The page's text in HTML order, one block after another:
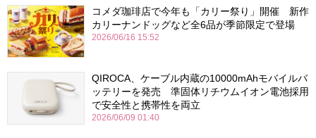
コメダ珈琲店で今年も「カリー祭り」開催 新作
カリーナンドッグなど全6品が季節限定で登場
2026/06/16 15:52
QIROCA、ケーブル内蔵の10000mAhモバイルバ
ッテリーを発売 準固体リチウムイオン電池採用
で安全性と携帯性を両立
2026/06/09 01:40